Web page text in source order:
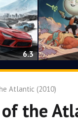
6.3
Atlantic (2010)
the